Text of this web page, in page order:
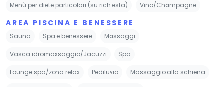
Menù per diete particolari (su richiesta) Vino/Champagne
AREA PISCINA E BENESSERE
Sauna Spa e benessere Massaggi
Vasca idromassaggio/Jacuzzi Spa
Lounge spa/zona relax Pediluvio Massaggio alla schiena